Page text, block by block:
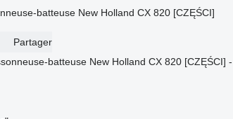
batteuse New Holland CX 820 [CZĘŚCI]
Partager